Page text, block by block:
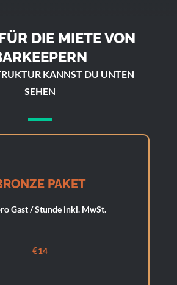
DIE MIETE VON
KANNST DU UNTEN
SEHEN
PAKET
Gast / Stunde inkl. MwSt.
€14